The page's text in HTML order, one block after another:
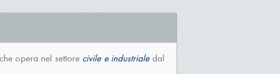
opera nel settore civile e industrialedal